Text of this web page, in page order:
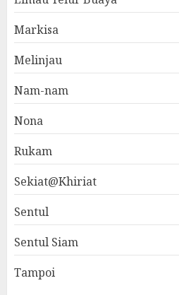
Markisa
Melinjau
Nam-nam
Nona
Rukam
Sekiat@Khiriat
Sentul
Sentul Siam
Tampoi